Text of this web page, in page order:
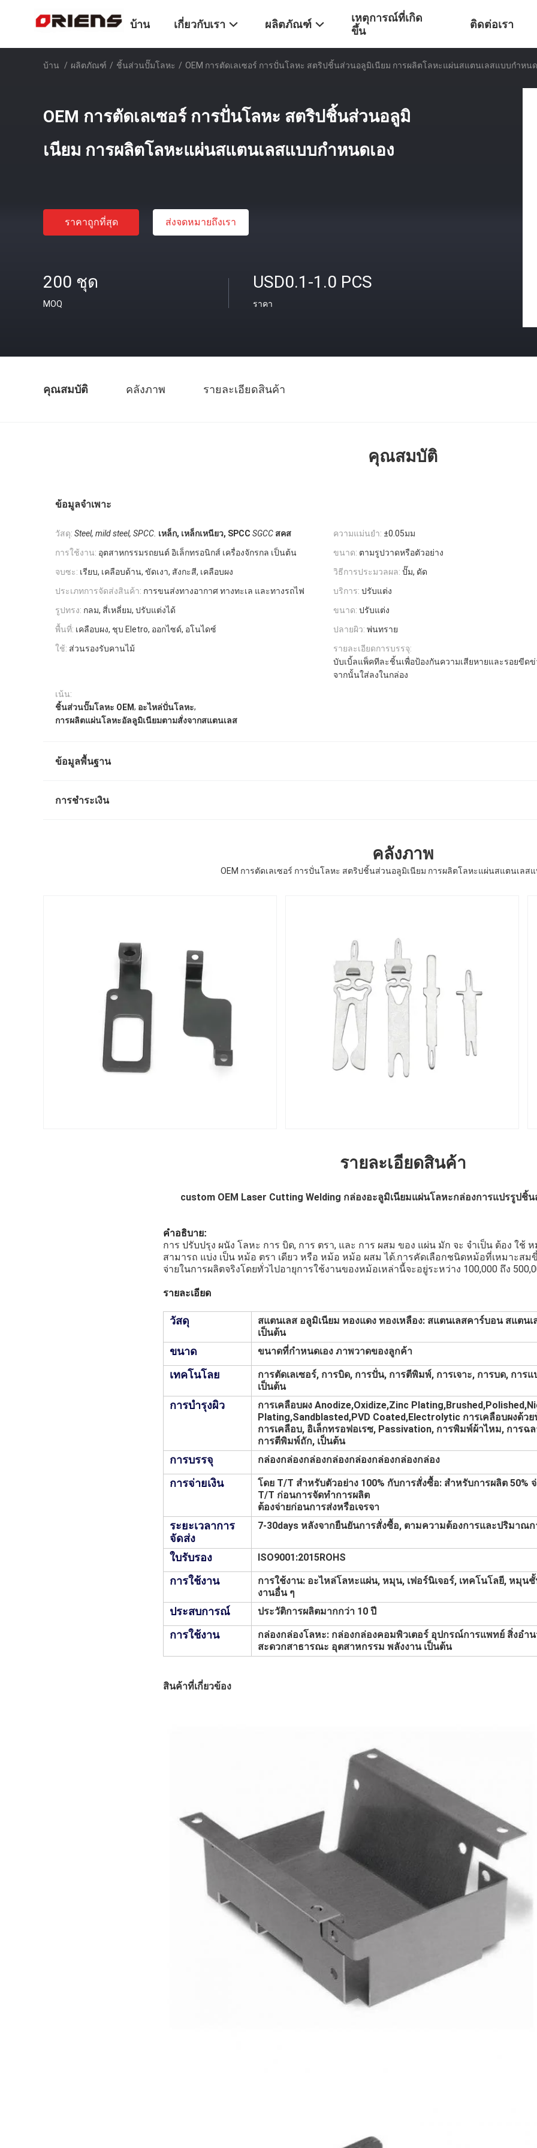
บ้าน เกี่ยวกับเรา ผลิตภัณฑ์
เหตุการณ์ที่เกิด
ขึ้น
ติดต่อเรา
บ้าน / ผลิตภัณฑ์ / ชิ้นส่วนปั๊มโลหะ / OEM การตัดเลเซอร์ การปั่นโลหะ สตริปชิ้นส่วนอลูมิเนียม การผลิตโลหะแผ่นสแตนเลสแบบกําหนด
OEM การตัดเลเซอร์ การปั่นโลหะ สตริปชิ้นส่วนอลูมิ
เนียม การผลิตโลหะแผ่นสแตนเลสแบบกําหนดเอง
ราคาถูกที่สุด ส่งจดหมายถึงเรา
200 ชุด
MOQ
USD0.1-1.0 PCS
ราคา
คุณสมบัติ คลังภาพ รายละเอียดสินค้า
คุณสมบัติ
ข้อมูลจำเพาะ
วัสดุ: Steel, mild steel, SPCC. เหล็ก, เหล็กเหนียว, SPCC SGCC สคส ความแม่นยำ: ±0.05มม
การใช้งาน: อุตสาหกรรมรถยนต์ อิเล็กทรอนิกส์ เครื่องจักรกล เป็นต้น ขนาด: ตามรูปวาดหรือตัวอย่าง
จบซะ: เรียบ, เคลือบด้าน, ขัดเงา, สังกะสี, เคลือบผง วิธีการประมวลผล: ปั๊ม, ดัด
ประเภทการจัดส่งสินค้า: การขนส่งทางอากาศ ทางทะเล และทางรถไฟ บริการ: ปรับแต่ง
รูปทรง: กลม, สี่เหลี่ยม, ปรับแต่งได้ ขนาด: ปรับแต่ง
พื้นที่: เคลือบผง, ชุบ Eletro, ออกไซด์, อโนไดซ์ ปลายผิว: พ่นทราย
ใช้: ส่วนรองรับคานไม้
รายละเอียดการบรรจุ:
บับเบิ้ลแพ็คทีละชิ้นเพื่อป้องกันความเสียหายและรอยขีด
จากนั้นใส่ลงในกล่อง
เน้น:
ชิ้นส่วนปั๊มโลหะ OEM, อะไหล่ปั่นโลหะ,
การผลิตแผ่นโลหะอัลลูมิเนียมตามสั่งจากสแตนเลส
ข้อมูลพื้นฐาน
การชำระเงิน
คลังภาพ
OEM การตัดเลเซอร์ การปั่นโลหะ สตริปชิ้นส่วนอลูมิเนียม การผลิตโลหะแผ่นสแตนเลส
รายละเอียดสินค้า
custom OEM Laser Cutting Welding กล่องอะลูมิเนียมแผ่นโลหะกล่องการแปรรูปชิ้
คําอธิบาย:
การ ปรับปรุง ผนัง โลหะ การ บิด, การ ตรา, และ การ ผสม ของ แผ่น มัก จะ จําเป็น ต้อง ใช้
สามารถ แบ่ง เป็น หม้อ ตรา เดียว หรือ หม้อ หม้อ ผสม ได้.การคัดเลือกชนิดหม้อที่เหมาะสม
จ่ายในการผลิตจริงโดยทั่วไปอายุการใช้งานของหม้อเหล่านี้จะอยู่ระหว่าง 100,000 ถึง
รายละเอียด
วัสดุ
สแตนเลส อลูมิเนียม ทองแดง ทองเหลือง: สแตนเลสคาร์บอน สแตนเ
เป็นต้น
ขนาด ขนาดที่กําหนดเอง ภาพวาดของลูกค้า
เทคโนโลย
การตัดเลเซอร์, การบิด, การปั่น, การตีพิมพ์, การเจาะ, การบด, การแ
เป็นต้น
การบํารุงผิว
การเคลือบผง Anodize,Oxidize,Zinc
Plating,Sandblasted,PVD Coated,Electrolytic การเคลือบผงด้ว
การเคลือบ, อิเล็กทรอฟอเรซ, Passivation, การพิมพ์ผ้าไหม, การฉล
การตีพิมพ์ถัก, เป็นต้น
การบรรจุ กล่องกล่องกล่องกล่องกล่องกล่องกล่องกล่อง
การจ่ายเงิน
โดย T/T สําหรับตัวอย่าง 100% กับการสั่งซื้อ: สําหรับการผลิต 50%
T/T ก่อนการจัดทําการผลิต
ต้องจ่ายก่อนการส่งหรือเจรจา
ระยะเวลาการ
จัดส่ง
7-30days หลังจากยืนยันการสั่งซื้อ, ตามความต้องการและปริมาณ
ใบรับรอง ISO9001:2015ROHS
การใช้งาน
การใช้งาน: อะไหล่โลหะแผ่น, หมุน, เฟอร์นิเจอร์, เทคโนโลยี, หมุน
งานอื่น ๆ
ประสบการณ์ ประวัติการผลิตมากกว่า 10 ปี
การใช้งาน
กล่องกล่องโลหะ: กล่องกล่องคอมพิวเตอร์ อุปกรณ์การแพทย์ สิ่งอํา
สะดวกสาธารณะ อุตสาหกรรม พลังงาน เป็นต้น
สินค้าที่เกี่ยวข้อง